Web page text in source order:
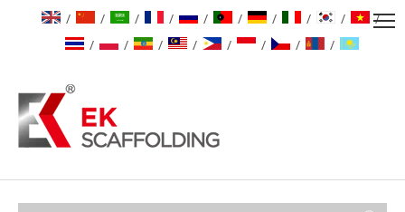
/ / / / / / / / /
/
/
/ / / / / / /